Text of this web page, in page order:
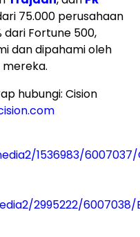
75.000 perusahaan
dari Fortune 500,
dan dipahami oleh
hubungi: Cision
1536983/6007037/
2995222/6007038/